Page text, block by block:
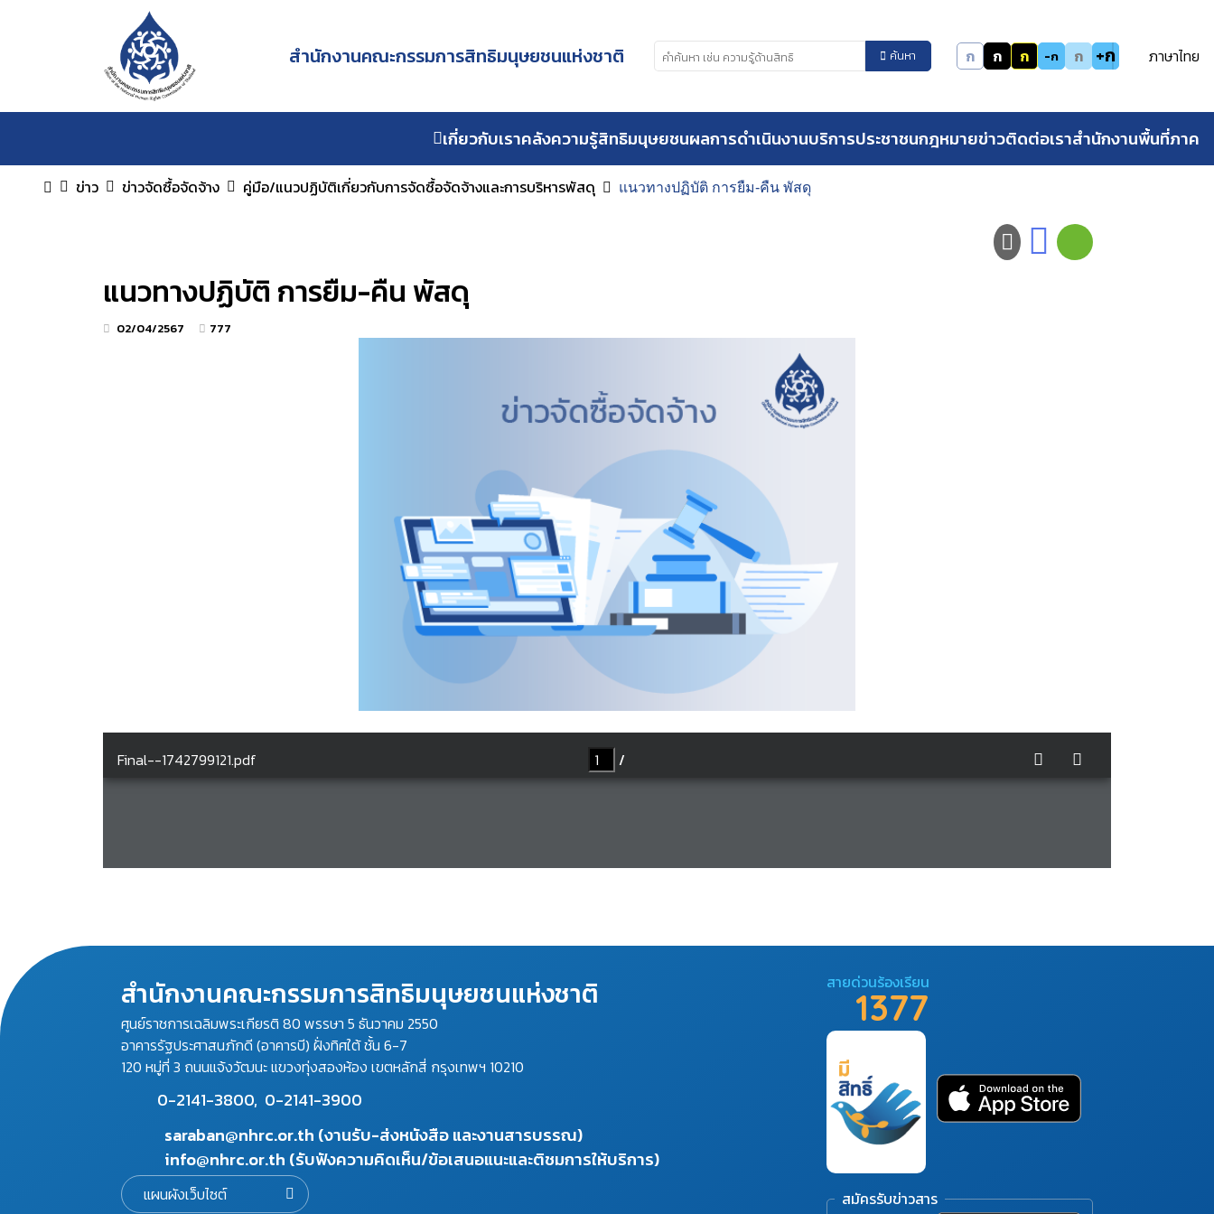
สำนักงานคณะกรรมการสิทธิมนุษยชนแห่งชาติ ค้นหา ก ก ก -ก ก +ก ภาษาไทย
เกี่ยวกับเราคลังความรู้สิทธิมนุษยชนผลการดำเนินงานบริการประชาชนกฎหมายข่าวติดต่อเราสำนักงานพื้นที่ภาค
ข่าว ข่าวจัดซื้อจัดจ้าง คู่มือ/แนวปฏิบัติเกี่ยวกับการจัดซื้อจัดจ้างและการบริหารพัสดุ แนวทางปฏิบัติ การยืม-คืน พัสดุ
แนวทางปฏิบัติ การยืม-คืน พัสดุ
02/04/2567 777
สำนักงานคณะกรรมการสิทธิมนุษยชนแห่งชาติ
ศูนย์ราชการเฉลิมพระเกียรติ 80 พรรษา 5 ธันวาคม 2550
อาคารรัฐประศาสนภักดี (อาคารบี) ฝั่งทิศใต้ ชั้น 6-7
120 หมู่ที่ 3 ถนนแจ้งวัฒนะ แขวงทุ่งสองห้อง เขตหลักสี่ กรุงเทพฯ 10210
0-2141-3800, 0-2141-3900
saraban@nhrc.or.th (งานรับ-ส่งหนังสือ และงานสารบรรณ)
info@nhrc.or.th (รับฟังความคิดเห็น/ข้อเสนอแนะและติชมการให้บริการ)
แผนผังเว็บไซต์
สายด่วนร้องเรียน
1377
สมัครรับข่าวสาร